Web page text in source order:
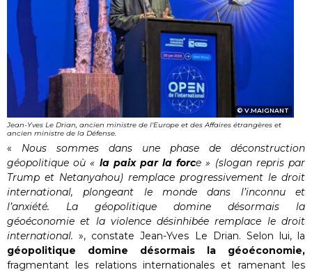
V.MAIGNANT
Jean-Yves Le Drian, ancien ministre de l’Europe et des Affaires étrangères et
ancien ministre de la Défense.
« Nous sommes dans une phase de déconstruction
géopolitique où « la paix par la force » (slogan repris par
Trump et Netanyahou) remplace progressivement le droit
international, plongeant le monde dans l’inconnu et
l’anxiété. La géopolitique domine désormais la
géoéconomie et la violence désinhibée remplace le droit
international. », constate Jean-Yves Le Drian. Selon lui, la
géopolitique domine désormais la géoéconomie,
fragmentant les relations internationales et ramenant les